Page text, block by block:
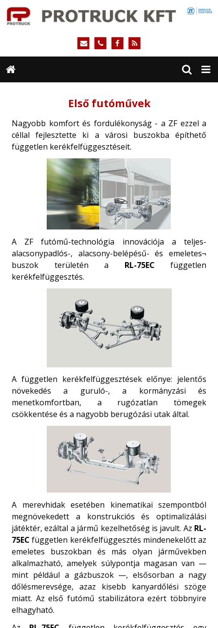
Első futóművek
Nagyobb komfort és fordulékonyság - a ZF ezzel a
céllal fejlesztette ki a városi buszokba építhető
független kerékfelfüggesztéseit.
A ZF futómű-technológia innovációja a teljes-
alacsonypadlós-, alacsony-belépésű- és emeletes¬
buszok területén a RL-75EC független
kerékfelfüggesztés.
A független kerékfelfüggesztések előnye: jelentős
növekedés a guruló-, a kormányzási és
menetkomfortban, a rugózatlan tömegek
csökkentése és a nagyobb berugózási utak által.
A merevhidak esetében kinematikai szempontból
megnövekedett a konstrukciós és optimalizálási
játéktér, ezáltal a jármű kezelhetőség is javult. Az RL-
75EC független kerékfelfüggesztés mindenekelőtt az
emeletes buszokban és más olyan járművekben
alkalmazható, amelyek súlypontja magasan van —
mint például a gázbuszok —, elsősorban a nagy
dőlésmerevsége, azaz kisebb kanyardőlési szöge
miatt. Az első futómű stabilizátora ezért többnyire
elhagyható.